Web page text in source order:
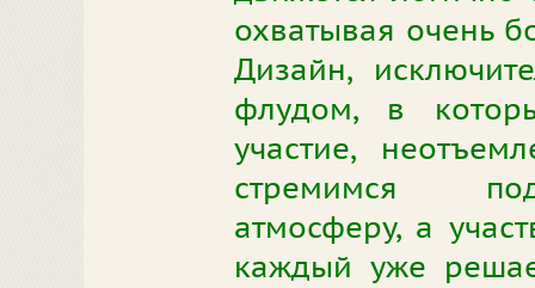
охватывая очень
Дизайн,
флудом, в
участие,
стремимся
атмосферу, а
каждый уже